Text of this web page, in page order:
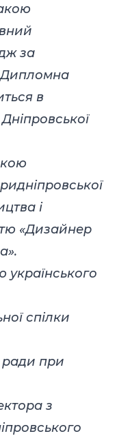
за
Дипломна
в
Дніпровської
і
«Дизайнер
українського
спілки
ради при
з